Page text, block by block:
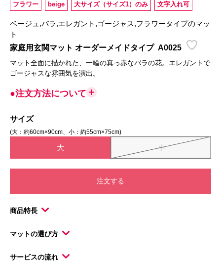
フラワー beige 大サイズ（サイズ1）のみ 文字入れ可
ベージュ,バラ,エレガント,ゴージャス,フラワータイプのマッ
ト
家庭用玄関マット オーダーメイドタイプ A0025
マット全面に描かれた、一輪の真っ赤なバラの花。エレガントで
ゴージャスな雰囲気を演出。
●注文方法について
サイズ
(大：約60cm×90cm、小：約55cm×75cm)
大 小
注文する
商品特長
マットの選び方
サービスの流れ